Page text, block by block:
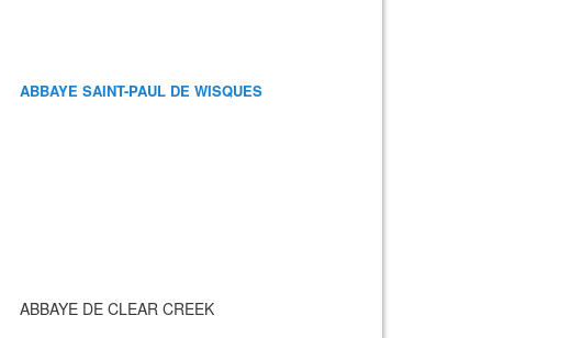
ABBAYE SAINT-PAUL DE WISQUES
ABBAYE DE CLEAR CREEK